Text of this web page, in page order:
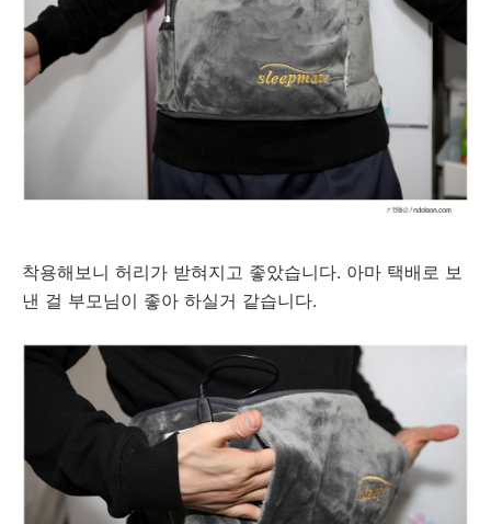
착용해보니 허리가 받혀지고 좋았습니다. 아마 택배로 보
낸 걸 부모님이 좋아 하실거 같습니다.